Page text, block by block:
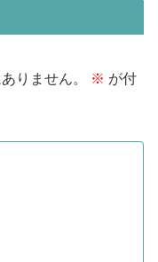
りません。 ※ が付